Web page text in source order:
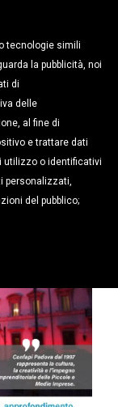
tecnologie simili
la pubblicità, noi
di
delle
al fine di
e trattare dati
utilizzo o identificativi
personalizzati,
del pubblico;